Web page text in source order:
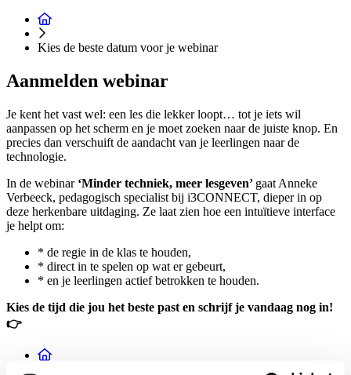
Kies de beste datum voor je webinar
Aanmelden webinar
Je kent het vast wel: een les die lekker loopt… tot je iets wil
aanpassen op het scherm en je moet zoeken naar de juiste knop. En
precies dan verschuift de aandacht van je leerlingen naar de
technologie.
In de webinar ‘Minder techniek, meer lesgeven’ gaat Anneke
Verbeeck, pedagogisch specialist bij i3CONNECT, dieper in op
deze herkenbare uitdaging. Ze laat zien hoe een intuïtieve interface
je helpt om:
* de regie in de klas te houden,
* direct in te spelen op wat er gebeurt,
* en je leerlingen actief betrokken te houden.
Kies de tijd die jou het beste past en schrijf je vandaag nog in!
👉